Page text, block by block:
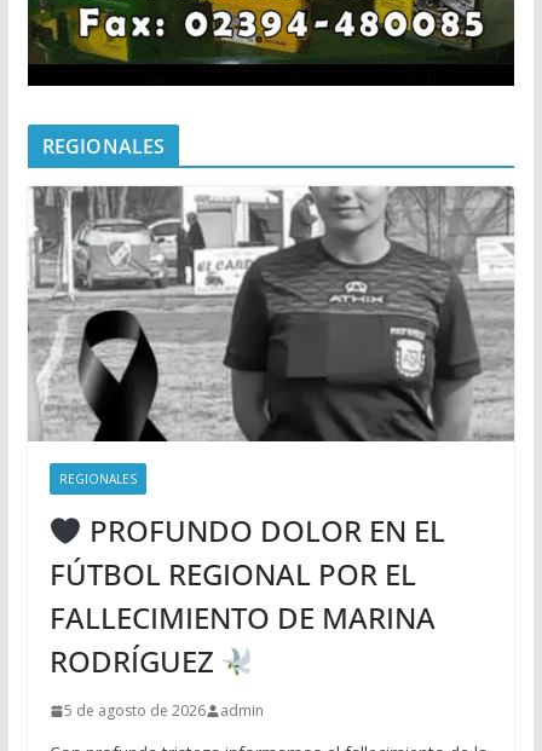
REGIONALES
REGIONALES
PROFUNDO DOLOR EN EL
FÚTBOL REGIONAL POR EL
FALLECIMIENTO DE MARINA
RODRÍGUEZ
5 de agosto de 2026 admin